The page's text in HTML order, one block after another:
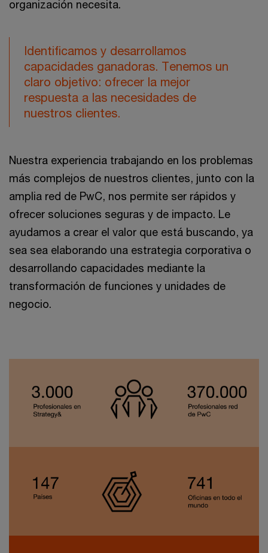
organización necesita.
Identificamos y desarrollamos
capacidades ganadoras. Tenemos un
claro objetivo: ofrecer la mejor
respuesta a las necesidades de
nuestros clientes.
Nuestra experiencia trabajando en los problemas
más complejos de nuestros clientes, junto con la
amplia red de PwC, nos permite ser rápidos y
ofrecer soluciones seguras y de impacto. Le
ayudamos a crear el valor que está buscando, ya
sea sea elaborando una estrategia corporativa o
desarrollando capacidades mediante la
transformación de funciones y unidades de
negocio.